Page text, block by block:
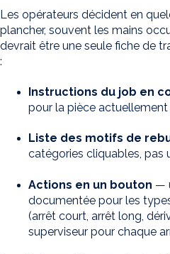
Les opérateurs décident en
plancher, souvent les mains
devrait être une seule fiche de
:
Instructions du job en
pour la pièce actuellement
Liste des motifs de
catégories cliquables, pas
Actions en un bouton —
documentée pour les
(arrêt court, arrêt long,
superviseur pour chaque